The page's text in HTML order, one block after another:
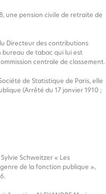
une pension civile de retraite de
Directeur des contributions
de tabac qui lui est
centrale de classement.
de Statistique de Paris, elle
(Arrêté du 17 janvier 1910 ;
Schweitzer « Les
de la fonction publique »,